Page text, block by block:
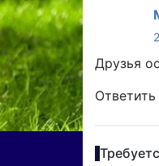
Друзья
Ответить